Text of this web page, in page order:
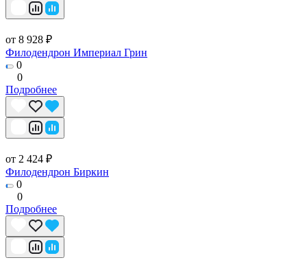
от 8 928 ₽
Филодендрон Империал Грин
0
0
Подробнее
от 2 424 ₽
Филодендрон Биркин
0
0
Подробнее